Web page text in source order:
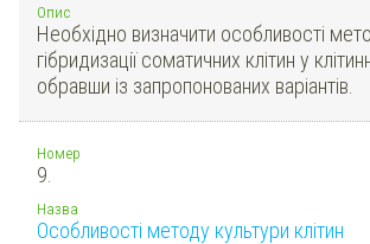
Опис
Необхідно визначити особливості
гібридизації соматичних клітин у
обравши із запропонованих варіантів.
Номер
9.
Назва
Особливості методу культури клітин